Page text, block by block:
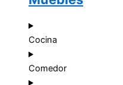
Cocina
Comedor